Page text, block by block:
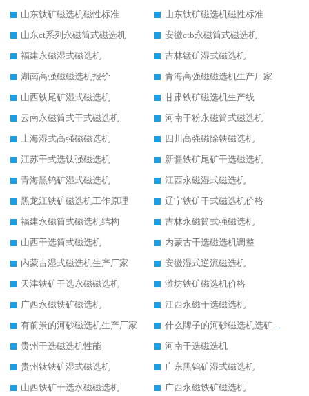
山东钛矿磁选机磁性标准
山东钛矿磁选机磁性标准
山东ct系列永磁筒式磁选机
安徽ctb永磁筒式磁选机
福建永磁湿式磁选机
吉林锰矿湿式磁选机
湖南高强磁磁选机报价
青海高强磁磁选机生产厂家
山西铁尾矿湿式磁选机
甘肃铁矿磁选机生产线
云南永磁筒式干式磁选机
河南干粉永磁筒式磁选机
上海湿式高强磁磁选机
四川高强磁除铁磁选机
江苏干式选钛强磁选机
新疆铁矿尾矿干选磁选机
青海黑钨矿湿式磁选机
江西永磁湿式磁选机
黑龙江铁矿磁选机工作原理
辽宁铁矿干式磁选机价格
福建永磁筒式磁选机结构
吉林永磁筒式强磁选机
山西干选筒式磁选机
内蒙古干选磁选机调整
内蒙古湿式磁选机生产厂家
安徽湿式逆流磁选机
天津铁矿干选永磁磁选机
潍坊铁矿磁选机价格
广西永磁铁矿磁选机
江西永磁干选磁选机
有前景的河砂磁选机生产厂家
什么牌子的河砂磁选机选矿效果好
贵州干选磁选机性能
河南干选磁选机
贵州钛铁矿湿式磁选机
广东黑钨矿湿式磁选机
山西铁矿干选永磁磁选机
广西永磁铁矿磁选机